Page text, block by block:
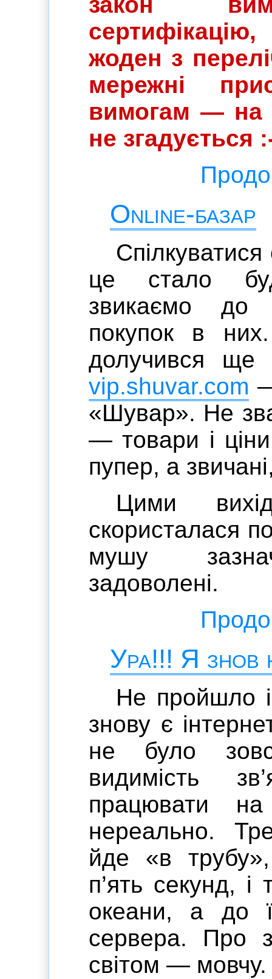
жоден з
мережні
вимогам — на
не згадується
Online-базар
це стало
звикаємо до
покупок в
долучився ще
vip.shuvar.com
«Шувар». Не
— товари і
пупер, а
Цими
скористалася
мушу
задоволені.
Ура!!! Я знов
Не пройшло
знову є
не було
видимість
працювати
нереально.
йде «в
п’ять секунд,
океани, а до
сервера. Про
світом — мовчу.